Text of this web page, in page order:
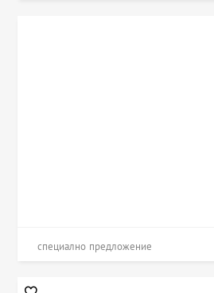
специално предложение